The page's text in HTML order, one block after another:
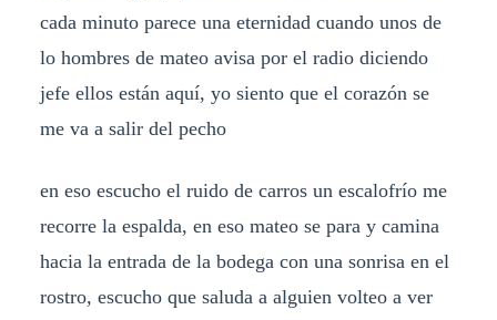
cada minuto parece una eternidad cuando unos de
lo hombres de mateo avisa por el radio diciendo
jefe ellos están aquí, yo siento que el corazón se
me va a salir del pecho
en eso escucho el ruido de carros un escalofrío me
recorre la espalda, en eso mateo se para y camina
hacia la entrada de la bodega con una sonrisa en el
rostro, escucho que saluda a alguien volteo a ver